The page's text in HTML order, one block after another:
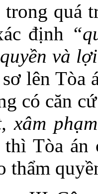
quá
định
và
lên Tòa
có căn
xâm
thì Tòa án
thẩm